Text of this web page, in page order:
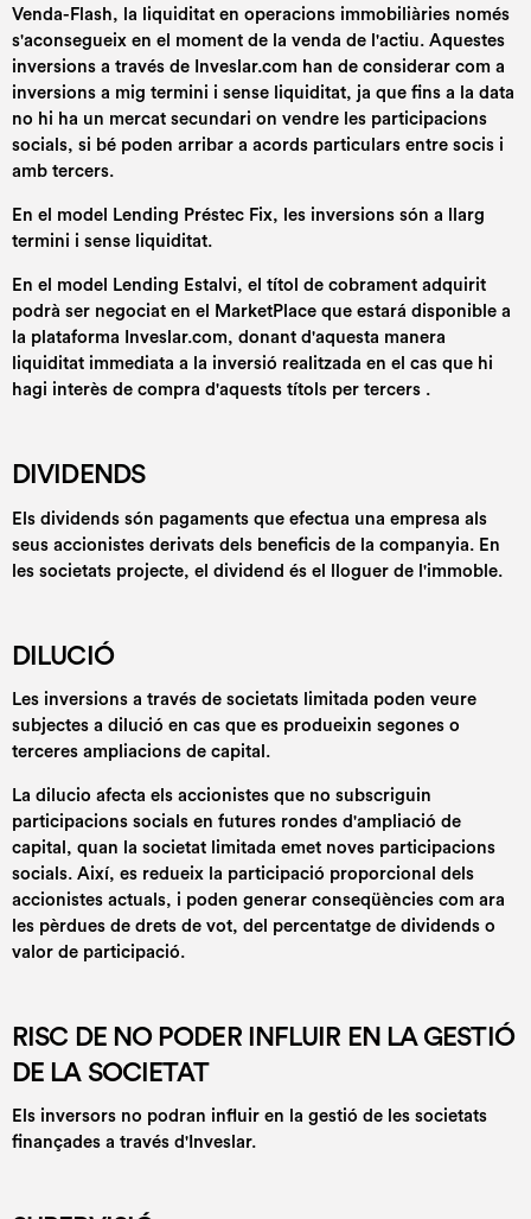
Venda-Flash, la liquiditat en operacions immobiliàries només
s'aconsegueix en el moment de la venda de l'actiu. Aquestes
inversions a través de Inveslar.com han de considerar com a
inversions a mig termini i sense liquiditat, ja que fins a la data
no hi ha un mercat secundari on vendre les participacions
socials, si bé poden arribar a acords particulars entre socis i
amb tercers.
En el model Lending Préstec Fix, les inversions són a llarg
termini i sense liquiditat.
En el model Lending Estalvi, el títol de cobrament adquirit
podrà ser negociat en el MarketPlace que estará disponible a
la plataforma Inveslar.com, donant d'aquesta manera
liquiditat immediata a la inversió realitzada en el cas que hi
hagi interès de compra d'aquests títols per tercers .
DIVIDENDS
Els dividends són pagaments que efectua una empresa als
seus accionistes derivats dels beneficis de la companyia. En
les societats projecte, el dividend és el lloguer de l'immoble.
DILUCIÓ
Les inversions a través de societats limitada poden veure
subjectes a dilució en cas que es produeixin segones o
terceres ampliacions de capital.
La dilucio afecta els accionistes que no subscriguin
participacions socials en futures rondes d'ampliació de
capital, quan la societat limitada emet noves participacions
socials. Així, es redueix la participació proporcional dels
accionistes actuals, i poden generar conseqüències com ara
les pèrdues de drets de vot, del percentatge de dividends o
valor de participació.
RISC DE NO PODER INFLUIR EN LA GESTIÓ
DE LA SOCIETAT
Els inversors no podran influir en la gestió de les societats
finançades a través d'Inveslar.